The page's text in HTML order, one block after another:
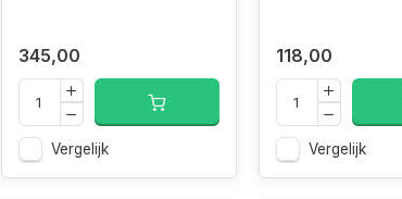
345,00
Vergelijk
118,00
Vergelijk